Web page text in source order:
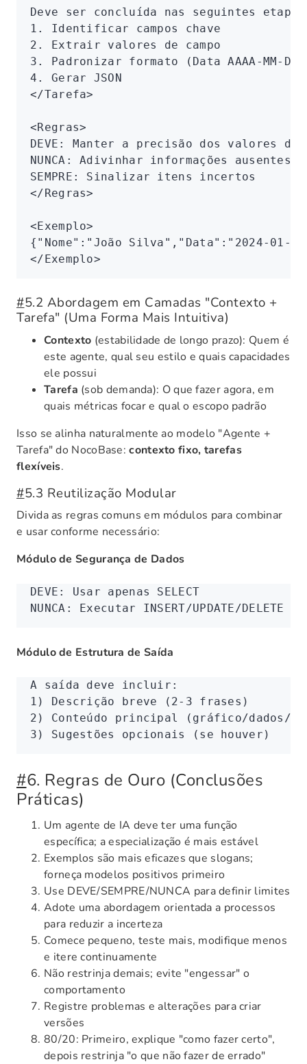
Deve ser concluída nas seguintes
1. Identificar campos chave
2. Extrair valores de campo
3. Padronizar formato (Data AAAA-MM-DD)
4. Gerar JSON
</Tarefa>
<Regras>
DEVE: Manter a precisão dos valores de
NUNCA: Adivinhar informações ausentes
SEMPRE: Sinalizar itens incertos
</ Regras>
< Exemplo>
{"Nome":"João Silva","Data":"2024-01-
</ Exemplo>
#5.2 Abordagem em Camadas "Contexto +
Tarefa" (Uma Forma Mais Intuitiva)
Contexto (estabilidade de longo prazo): Quem é
este agente, qual seu estilo e quais capacidades
ele possui
Tarefa (sob demanda): O que fazer agora, em
quais métricas focar e qual o escopo padrão
Isso se alinha naturalmente ao modelo "Agente +
Tarefa" do NocoBase:contexto fixo, tarefas
flexíveis.
#5.3 Reutilização Modular
Divida as regras comuns em módulos para combinar
e usar conforme necessário:
Módulo de Segurança de Dados
DEVE: Usar apenas SELECT
NUNCA: Executar INSERT/UPDATE/DELETE
Módulo de Estrutura de Saída
A saída deve incluir:
1) Descrição breve (2-3 frases)
2) Conteúdo principal (gráfico/dados/
3) Sugestões opcionais (se houver)
#6. Regras de Ouro (Conclusões
Práticas)
Um agente de IA deve ter uma função
específica; a especialização é mais estável
Exemplos são mais eficazes que slogans;
forneça modelos positivos primeiro
Use DEVE/SEMPRE/NUNCA para definir limites
Adote uma abordagem orientada a processos
para reduzir a incerteza
Comece pequeno, teste mais, modifique menos
e itere continuamente
Não restrinja demais; evite "engessar" o
comportamento
Registre problemas e alterações para criar
versões
80/20: Primeiro, explique "como fazer certo",
depois restrinja "o que não fazer de errado"